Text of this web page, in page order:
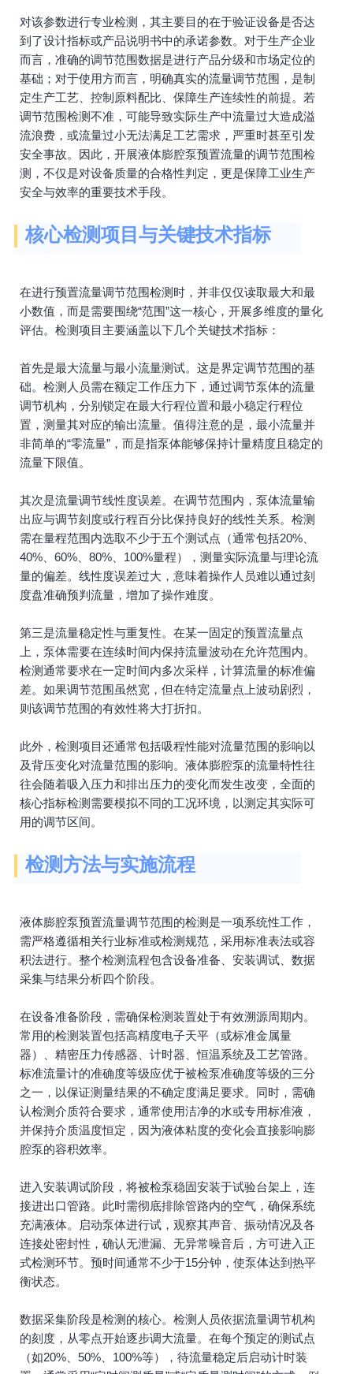
对该参数进行专业检测，其主要目的在于验证设备是否达
到了设计指标或产品说明书中的承诺参数。对于生产企业
而言，准确的调节范围数据是进行产品分级和市场定位的
基础；对于使用方而言，明确真实的流量调节范围，是制
定生产工艺、控制原料配比、保障生产连续性的前提。若
调节范围检测不准，可能导致实际生产中流量过大造成溢
流浪费，或流量过小无法满足工艺需求，严重时甚至引发
安全事故。因此，开展液体膨腔泵预置流量的调节范围检
测，不仅是对设备质量的合格性判定，更是保障工业生产
安全与效率的重要技术手段。
核心检测项目与关键技术指标
在进行预置流量调节范围检测时，并非仅仅读取最大和最
小数值，而是需要围绕“范围”这一核心，开展多维度的量化
评估。检测项目主要涵盖以下几个关键技术指标：
首先是最大流量与最小流量测试。这是界定调节范围的基
础。检测人员需在额定工作压力下，通过调节泵体的流量
调节机构，分别锁定在最大行程位置和最小稳定行程位
置，测量其对应的输出流量。值得注意的是，最小流量并
非简单的“零流量”，而是指泵体能够保持计量精度且稳定的
流量下限值。
其次是流量调节线性度误差。在调节范围内，泵体流量输
出应与调节刻度或行程百分比保持良好的线性关系。检测
需在量程范围内选取不少于五个测试点（通常包括20%、
40%、60%、80%、100%量程），测量实际流量与理论流
量的偏差。线性度误差过大，意味着操作人员难以通过刻
度盘准确预判流量，增加了操作难度。
第三是流量稳定性与重复性。在某一固定的预置流量点
上，泵体需要在连续时间内保持流量波动在允许范围内。
检测通常要求在一定时间内多次采样，计算流量的标准偏
差。如果调节范围虽然宽，但在特定流量点上波动剧烈，
则该调节范围的有效性将大打折扣。
此外，检测项目还通常包括吸程性能对流量范围的影响以
及背压变化对流量范围的影响。液体膨腔泵的流量特性往
往会随着吸入压力和排出压力的变化而发生改变，全面的
核心指标检测需要模拟不同的工况环境，以测定其实际可
用的调节区间。
检测方法与实施流程
液体膨腔泵预置流量调节范围的检测是一项系统性工作，
需严格遵循相关行业标准或检测规范，采用标准表法或容
积法进行。整个检测流程包含设备准备、安装调试、数据
采集与结果分析四个阶段。
在设备准备阶段，需确保检测装置处于有效溯源周期内。
常用的检测装置包括高精度电子天平（或标准金属量
器）、精密压力传感器、计时器、恒温系统及工艺管路。
标准流量计的准确度等级应优于被检泵准确度等级的三分
之一，以保证测量结果的不确定度满足要求。同时，需确
认检测介质符合要求，通常使用洁净的水或专用标准液，
并保持介质温度恒定，因为液体粘度的变化会直接影响膨
腔泵的容积效率。
进入安装调试阶段，将被检泵稳固安装于试验台架上，连
接进出口管路。此时需彻底排除管路内的空气，确保系统
充满液体。启动泵体进行试，观察其声音、振动情况及各
连接处密封性，确认无泄漏、无异常噪音后，方可进入正
式检测环节。预时间通常不少于15分钟，使泵体达到热平
衡状态。
数据采集阶段是检测的核心。检测人员依据流量调节机构
的刻度，从零点开始逐步调大流量。在每个预定的测试点
（如20%、50%、100%等），待流量稳定后启动计时装